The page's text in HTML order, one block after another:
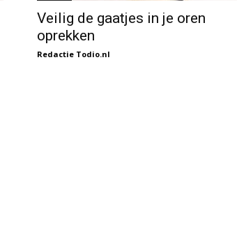
Veilig de gaatjes in je oren
oprekken
Redactie Todio.nl